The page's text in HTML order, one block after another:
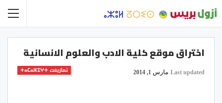
اختراق موقع كلية الادب والعلوم الانسانية
تمازيغت ⵜⴰⵎⴰⵣⵉⵖⵜ Last updated مارس 1, 2014